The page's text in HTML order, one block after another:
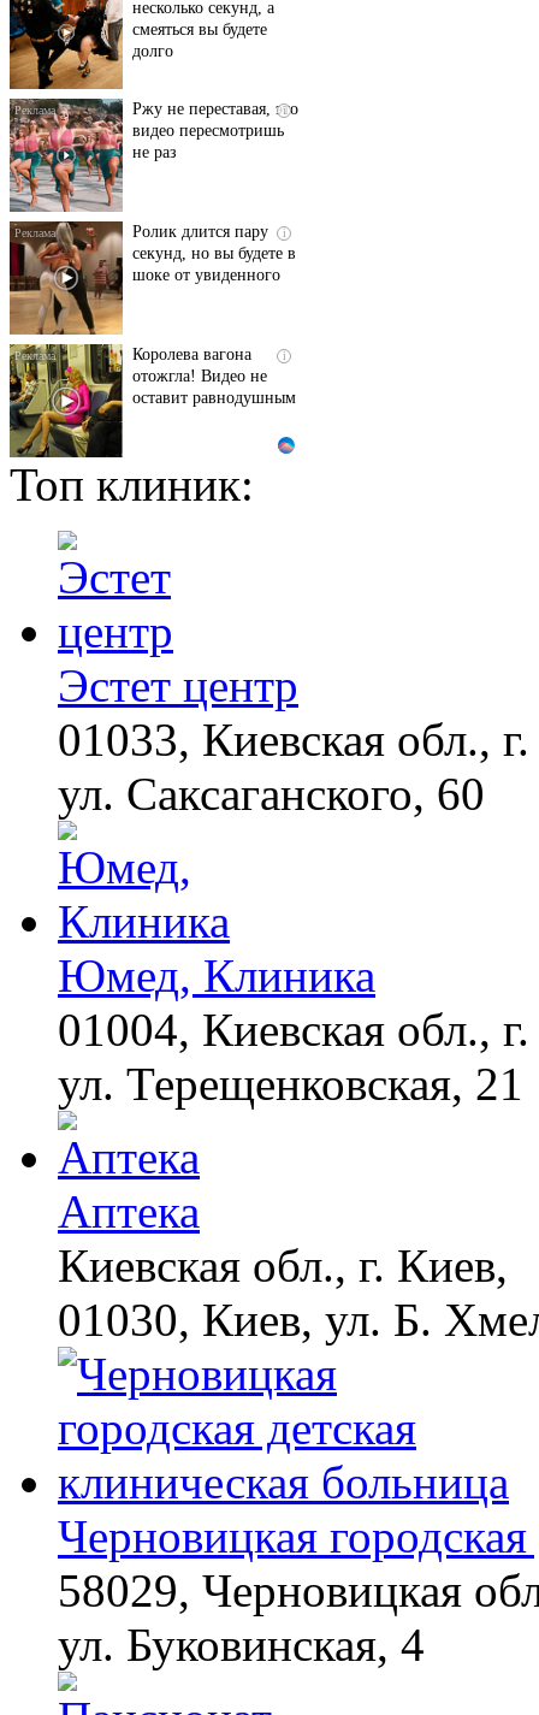
несколько секунд, а
смеяться вы будете
долго
i
Ржу не переставая, это
видео пересмотришь
не раз
i
Ролик длится пару
секунд, но вы будете в
шоке от увиденного
i
Королева вагона
отожгла! Видео не
оставит равнодушным
Этот танец невесты
оставит вас без слов!
Ролик из Омска: вы
будете смеяться долго
Что стало причиной
громкого взрыва в
Москве 7 августа
Топ клиник:
Эстет центр
01033, Киевская обл.,
ул. Саксаганского, 60
Юмед, Клиника
01004, Киевская обл.,
ул. Терещенковская, 21
Аптека
Киевская обл., г. Киев,
01030, Киев, ул. Б.
Черновицкая
58029, Черновицкая
ул. Буковинская, 4